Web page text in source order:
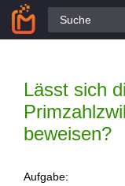
Alle Fragen
Lässt sich
beweisen?
Aufgabe: